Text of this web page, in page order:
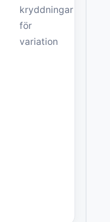
kryddningar
för
variation